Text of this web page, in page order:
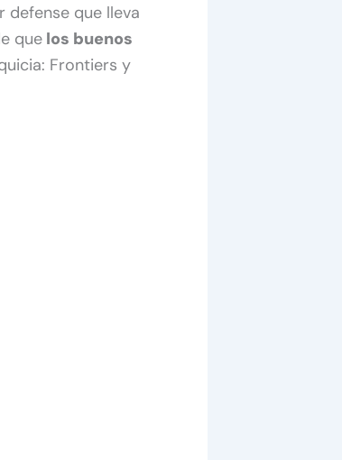
que lleva
que los buenos
Frontiers y